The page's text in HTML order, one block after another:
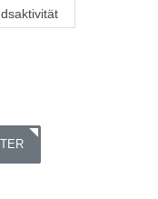
3 WOCHEN KRETA -
BEITRAG: